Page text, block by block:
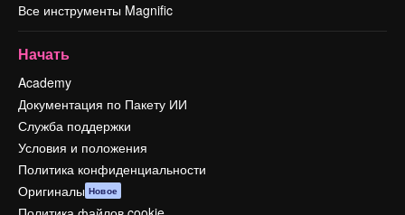
Все инструменты Magnific
Начать
Academy
Документация по Пакету ИИ
Служба поддержки
Условия и положения
Политика конфиденциальности
Оригиналы Новое